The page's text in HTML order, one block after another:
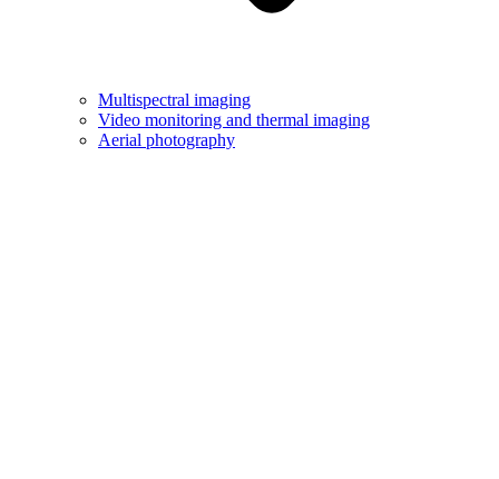
Multispectral imaging
Video monitoring and thermal imaging
Aerial photography